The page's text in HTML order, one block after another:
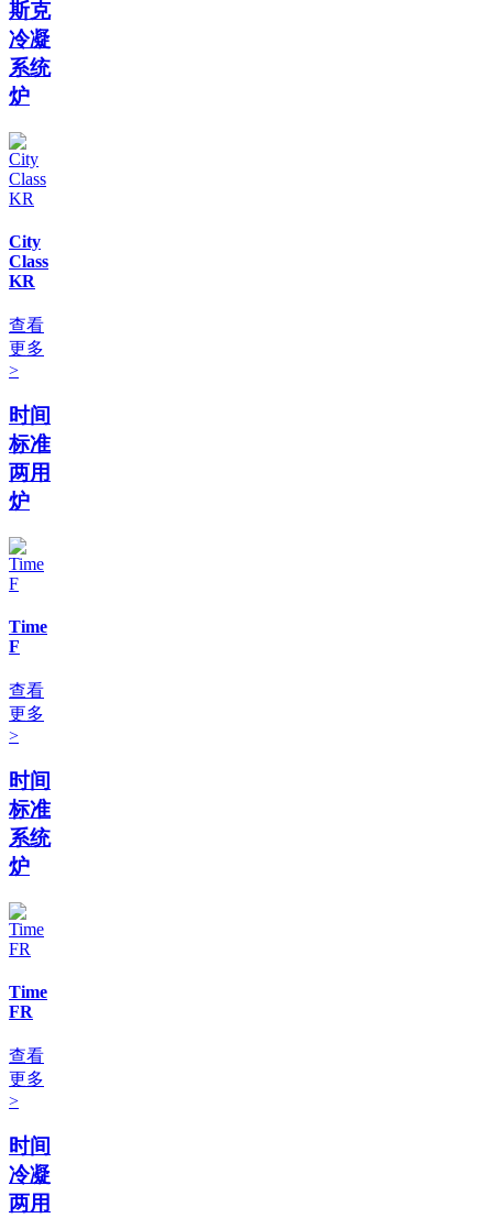
斯克
冷凝
系统
炉
City
Class
KR
查看
更多
>
时间
标准
两用
炉
Time
F
查看
更多
>
时间
标准
系统
炉
Time
FR
查看
更多
>
时间
冷凝
两用